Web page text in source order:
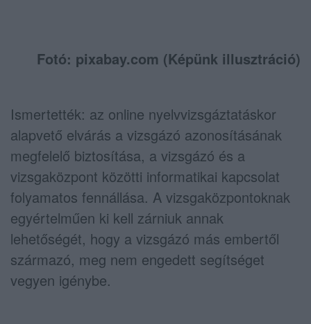
Fotó: pixabay.com (Képünk illusztráció)
Ismertették: az online nyelvvizsgáztatáskor
alapvető elvárás a vizsgázó azonosításának
megfelelő biztosítása, a vizsgázó és a
vizsgaközpont közötti informatikai kapcsolat
folyamatos fennállása. A vizsgaközpontoknak
egyértelműen ki kell zárniuk annak
lehetőségét, hogy a vizsgázó más embertől
származó, meg nem engedett segítséget
vegyen igénybe.